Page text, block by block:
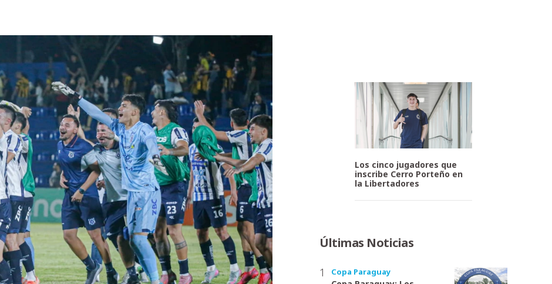
Los cinco jugadores que
inscribe Cerro Porteño en
la Libertadores
Últimas Noticias
Copa Paraguay